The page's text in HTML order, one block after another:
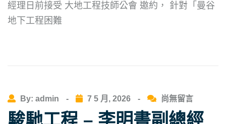
經理日前接受 大地工程技師公會 邀約， 針對「曼谷
地下工程困難
By: admin - 7 5 月, 2026 - 尚無留言
駿馳工程 – 李明書副總經